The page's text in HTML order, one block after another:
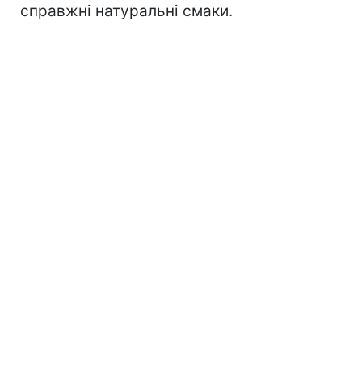
справжні натуральні смаки.